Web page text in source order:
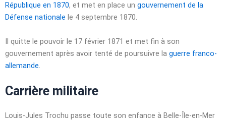
République en 1870, et met en place un gouvernement de la
Défense nationale le 4 septembre 1870.
Il quitte le pouvoir le 17 février 1871 et met fin à son
gouvernement après avoir tenté de poursuivre la guerre franco-
allemande.
Carrière militaire
Louis-Jules Trochu passe toute son enfance à Belle-Île-en-Mer